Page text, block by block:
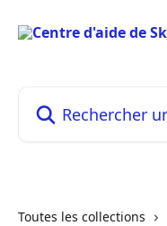
Toutes les collections